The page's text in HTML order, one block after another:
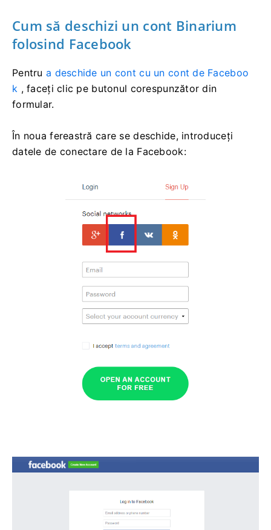
Cum să deschizi un cont Binarium
folosind Facebook
Pentru a deschide un cont cu un cont de Faceboo
k , faceți clic pe butonul corespunzător din
formular.
În noua fereastră care se deschide, introduceți
datele de conectare de la Facebook: